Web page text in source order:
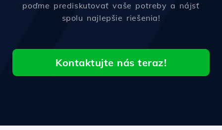
poďme prediskutovať vaše potreby a nájsť
spolu najlepšie riešenia!
Kontaktujte nás teraz!